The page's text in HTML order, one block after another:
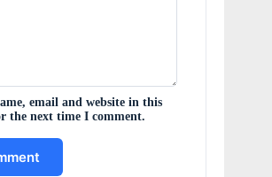
email and website in this
the next time I comment.